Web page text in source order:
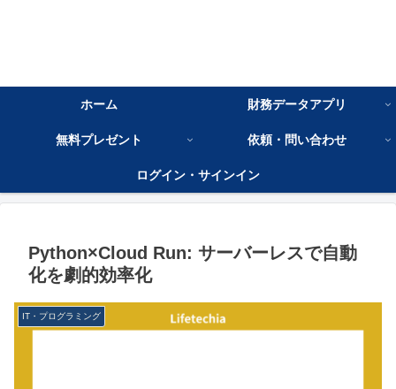
ホーム 財務データアプリ
無料プレゼント 依頼・問い合わせ
ログイン・サインイン
Python×Cloud Run: サーバーレスで自動
化を劇的効率化
IT・プログラミング